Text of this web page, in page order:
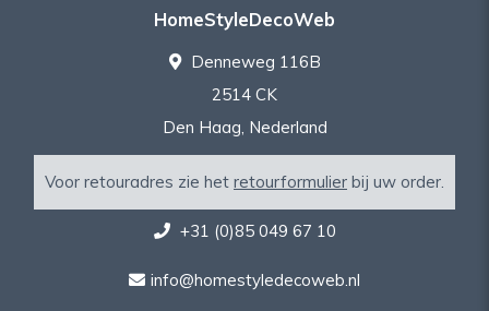
HomeStyleDecoWeb
Denneweg 116B
2514 CK
Den Haag, Nederland
Voor retouradres zie het retourformulier bij uw order.
+31 (0)85 049 67 10
info@homestyledecoweb.nl